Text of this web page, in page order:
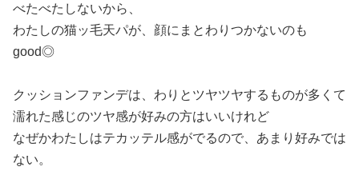
べたべたしないから、
わたしの猫ッ毛天パが、顔にまとわりつかないのも
good◎
クッションファンデは、わりとツヤツヤするものが多くて
濡れた感じのツヤ感が好みの方はいいけれど
なぜかわたしはテカッテル感がでるので、あまり好みでは
ない。